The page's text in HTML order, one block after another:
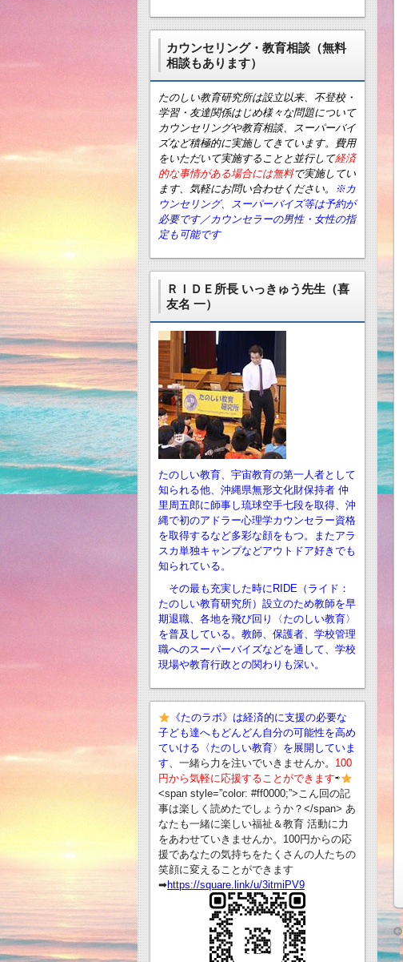
カウンセリング・教育相談（無料
相談もあります）
たのしい教育研究所は設立以来、不登校・
学習・友達関係はじめ様々な問題について
カウンセリングや教育相談、スーパーバイ
ズなど積極的に実施してきています。費用
をいただいて実施することと並行して経済
的な事情がある場合には無料で実施してい
ます、気軽にお問い合わせください。
※カ
ウンセリング、スーパーバイズ等は予約が
必要です／カウンセラーの男性・女性の指
定も可能です
ＲＩＤＥ所長 いっきゅう先生（喜
友名 一）
たのしい教育、宇宙教育の第一人者として
知られる他、沖縄県無形文化財保持者 仲
里周五郎に師事し琉球空手七段を取得、沖
縄で初のアドラー心理学カウンセラー資格
を取得するなど多彩な顔をもつ。またアラ
スカ単独キャンプなどアウトドア好きでも
知られている。
その最も充実した時にRIDE（ライド：
たのしい教育研究所）設立のため教師を早
期退職、 各地を飛び回り〈たのしい教育〉
を普及している。教師、保護者、学校管理
職へのスーパーバイズなどを通して、学校
現場や教育行政との関わりも深い。
《たのラボ》は経済的に支援の必要な
子ども達へもどんどん自分の可能性を高め
ていける〈たのしい教育〉を展開していま
す、一緒ら力を注いでいきませんか。 100
円から気軽に応援することができます⇨
<span style=”color: #ff0000;”>こん回の記
事は楽しく読めたでしょうか？</span> あ
なたも一緒に楽しい福祉＆教育 活動に力
をあわせていきませんか。100円からの応
援であなたの気持ちをたくさんの人たちの
笑顔に変えることができます
➡︎https://square.link/u/3itmiPV9